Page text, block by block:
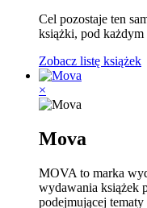
Cel pozostaje ten
książki, pod
Zobacz listę książek
×
Mova
MOVA to marka
wydawania książek
podejmującej